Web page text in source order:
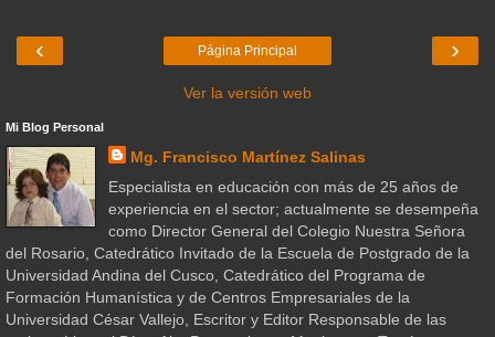
‹ ›
Página Principal
Ver la versión web
Mi Blog Personal
Mg. Francisco Martínez Salinas
Especialista en educación con más de 25 años de
experiencia en el sector; actualmente se desempeña
como Director General del Colegio Nuestra Señora
del Rosario, Catedrático Invitado de la Escuela de Postgrado de la
Universidad Andina del Cusco, Catedrático del Programa de
Formación Humanística y de Centros Empresariales de la
Universidad César Vallejo, Escritor y Editor Responsable de las